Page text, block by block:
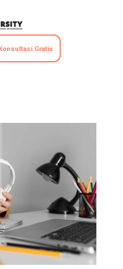
Gratis